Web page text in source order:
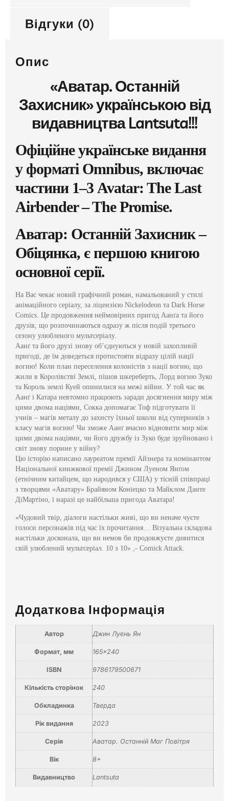
Відгуки (0)
Опис
«Аватар. Останній
Захисник» українською від
видавництва Lantsuta!!!
Офіційне українське видання
у форматі Omnibus, включає
частини 1–3 Avatar: The Last
Airbender – The Promise.
Аватар: Останній Захисник –
Обіцянка, є першою книгою
основної серії.
На Вас чекає новий графічний роман, намальований у стилі
анімаційного серіалу, за ліцензією Niсkelodeon та Dark Horse
Comics. Це продовження неймовірних пригод Аанґа та його
друзів, що розпочинаються одразу ж після подій третього
сезону улюбленого мультсеріалу.
Аанґ та його друзі знову об’єднуються у новій захопливій
пригоді, де їм доведеться протистояти відразу цілій нації
вогню! Коли план переселення колоністів з нації вогню, що
жили в Королівстві Землі, пішов шкереберть, Лорд вогню Зуко
та Король землі Куей опинилися на межі війни. У той час як
Аанґ і Катара невтомно працюють заради досягнення миру між
цими двома націями, Сокка допомагає Тоф підготувати її
учнів – магів металу до захисту їхньої школи від суперників з
класу магів вогню! Чи зможе Аанґ вчасно відновити мир між
цими двома націями, чи його дружбу із Зуко буде зруйновано і
світ знову порине у війну?
Цю історію написано лауреатом премії Айзнера та номінантом
Національної книжкової премії Джином Луеном Янґом
(етнічним китайцем, що народився у США) у тісній співпраці
з творцями «Аватару» Брайяном Коніецко та Майклом Данте
ДіМартіно, і наразі це найбільша пригода Аватара!
«Чудовий твір, діалоги настільки живі, що ви неначе чуєте
голоси персонажів під час їх прочитання… Візуальна складова
настільки досконала, що ви немов би продовжуєте дивитися
свій улюблений мультсеріал. 10 з 10» ,- Comick Attack.
Додаткова Інформація
Автор Джин Луень Ян
Формат, мм 165×240
ISBN 9786179500671
Кількість сторінок 240
Обкладинка Тверда
Рік видання 2023
Серія Аватар. Останній Маг Повітря
Вік 8+
Видавництво Lantsuta